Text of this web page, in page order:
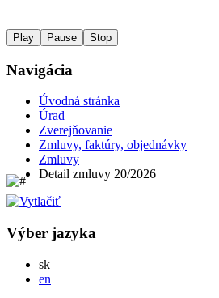
Play Pause Stop
Navigácia
Úvodná stránka
Úrad
Zverejňovanie
Zmluvy, faktúry, objednávky
Zmluvy
Detail zmluvy 20/2026
Výber jazyka
skSlovensky
en